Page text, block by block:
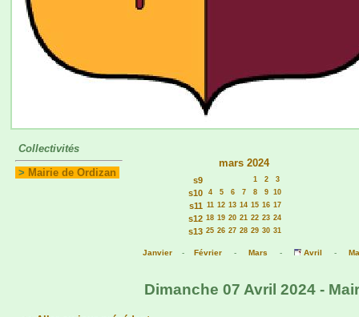
Collectivités
> Mairie de Ordizan
mars 2024
s9 1 2 3
s10 4 5 6 7 8 9 10
s11 11 12 13 14 15 16 17
s12 18 19 20 21 22 23 24
s13 25 26 27 28 29 30 31
Janvier - Février - Mars - Avril -
Dimanche 07 Avril 2024 -